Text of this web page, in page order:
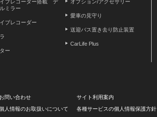
イブレコーダー搭載 デ
ミラー
ブレコーダー
ー
オプション/アクセサリー
愛車の見守り
送迎バス置き去り防止装置
CarLife Plus
お問い合わせ
サイト利用案内
人情報のお取扱いについて 各種サービスの個人情報保護方針